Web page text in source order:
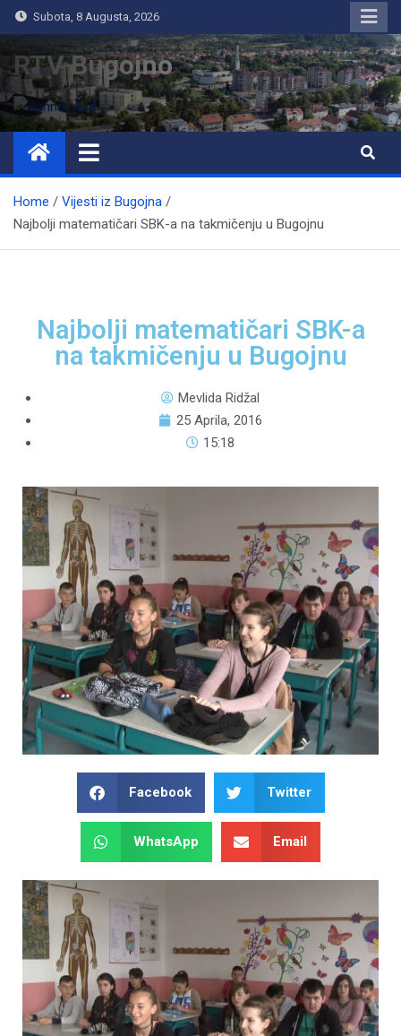
Subota, 8 Augusta, 2026
RTV Bugojno
Home
Vijesti iz Bugojna
Najbolji matematičari SBK-a na takmičenju u Bugojnu
Najbolji matematičari SBK-a
na takmičenju u Bugojnu
Mevlida Ridžal
25 Aprila, 2016
15:18
Facebook Twitter
WhatsApp Email